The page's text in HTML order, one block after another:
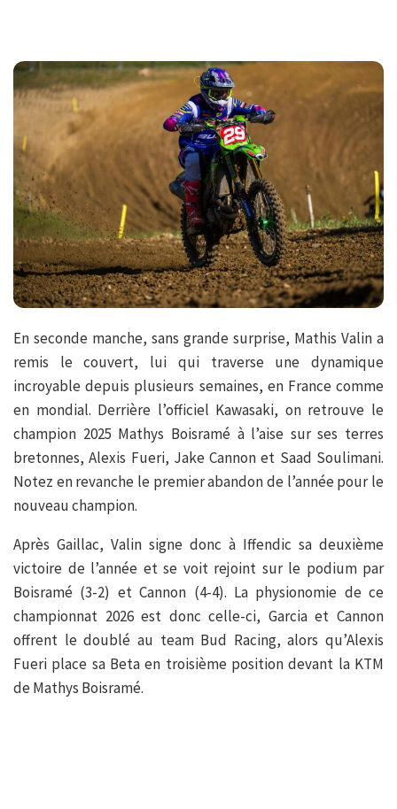
En seconde manche, sans grande surprise, Mathis Valin a
remis le couvert, lui qui traverse une dynamique
incroyable depuis plusieurs semaines, en France comme
en mondial. Derrière l’officiel Kawasaki, on retrouve le
champion 2025 Mathys Boisramé à l’aise sur ses terres
bretonnes, Alexis Fueri, Jake Cannon et Saad Soulimani.
Notez en revanche le premier abandon de l’année pour le
nouveau champion.
Après Gaillac, Valin signe donc à Iffendic sa deuxième
victoire de l’année et se voit rejoint sur le podium par
Boisramé (3-2) et Cannon (4-4). La physionomie de ce
championnat 2026 est donc celle-ci, Garcia et Cannon
offrent le doublé au team Bud Racing, alors qu’Alexis
Fueri place sa Beta en troisième position devant la KTM
de Mathys Boisramé.